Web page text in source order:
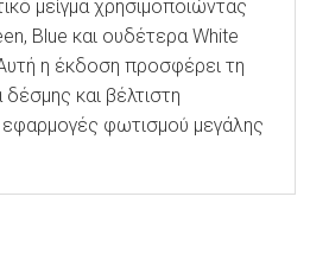
μείγμα χρησιμοποιώντας
Blue και ουδέτερα White
η έκδοση προσφέρει τη
και βέλτιστη
εφαρμογές φωτισμού μεγάλης